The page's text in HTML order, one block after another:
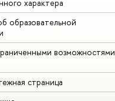
характера
образовательной
возможностями
страница